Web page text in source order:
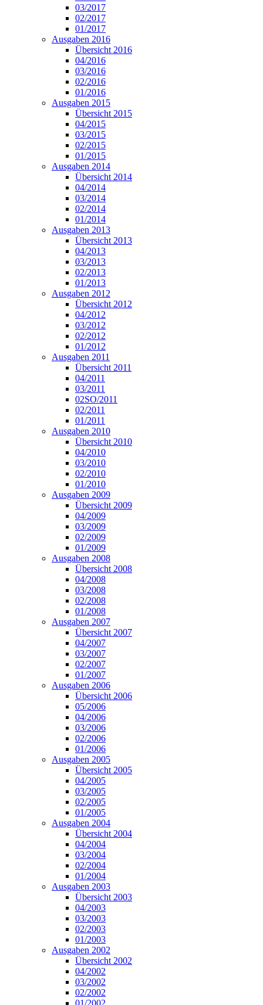
03/2017
02/2017
01/2017
Ausgaben 2016
Übersicht 2016
04/2016
03/2016
02/2016
01/2016
Ausgaben 2015
Übersicht 2015
04/2015
03/2015
02/2015
01/2015
Ausgaben 2014
Übersicht 2014
04/2014
03/2014
02/2014
01/2014
Ausgaben 2013
Übersicht 2013
04/2013
03/2013
02/2013
01/2013
Ausgaben 2012
Übersicht 2012
04/2012
03/2012
02/2012
01/2012
Ausgaben 2011
Übersicht 2011
04/2011
03/2011
02SO/2011
02/2011
01/2011
Ausgaben 2010
Übersicht 2010
04/2010
03/2010
02/2010
01/2010
Ausgaben 2009
Übersicht 2009
04/2009
03/2009
02/2009
01/2009
Ausgaben 2008
Übersicht 2008
04/2008
03/2008
02/2008
01/2008
Ausgaben 2007
Übersicht 2007
04/2007
03/2007
02/2007
01/2007
Ausgaben 2006
Übersicht 2006
05/2006
04/2006
03/2006
02/2006
01/2006
Ausgaben 2005
Übersicht 2005
04/2005
03/2005
02/2005
01/2005
Ausgaben 2004
Übersicht 2004
04/2004
03/2004
02/2004
01/2004
Ausgaben 2003
Übersicht 2003
04/2003
03/2003
02/2003
01/2003
Ausgaben 2002
Übersicht 2002
04/2002
03/2002
02/2002
01/2002